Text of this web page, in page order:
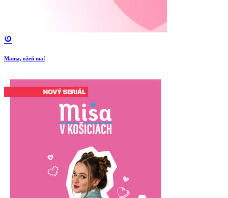
Mama, ožeň ma!